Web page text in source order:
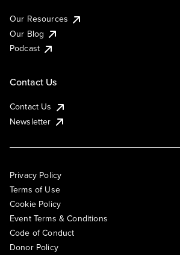
Our Resources
Our Blog
Podcast
Contact Us
Contact Us
Newsletter
Privacy Policy
Terms of Use
Cookie Policy
Event Terms & Conditions
Code of Conduct
Donor Policy